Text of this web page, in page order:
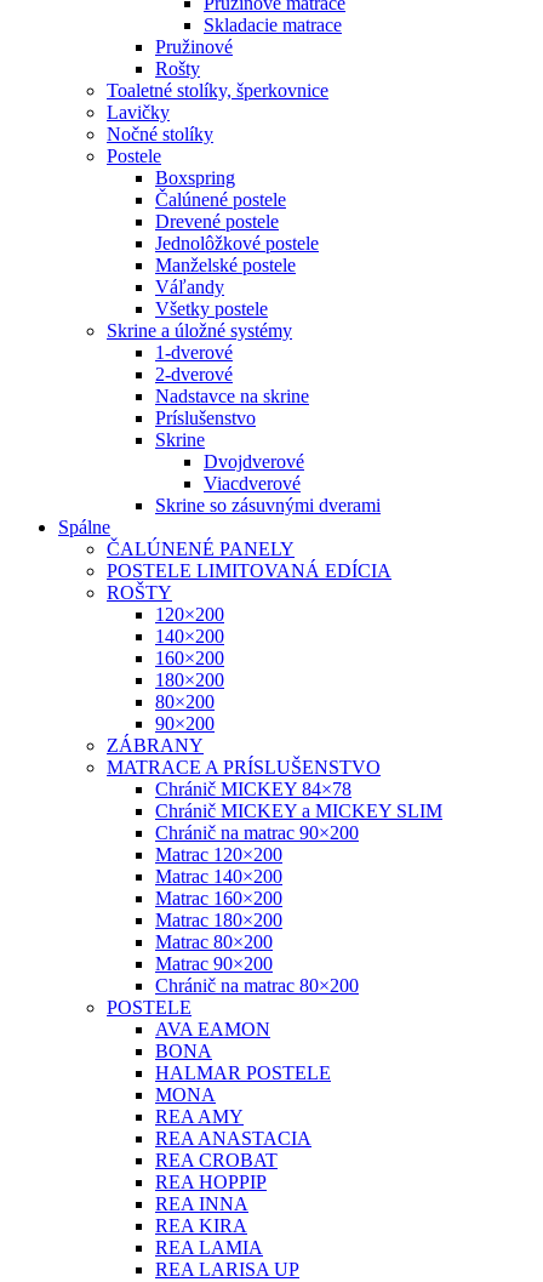
Skladacie matrace
Pružinové
Rošty
Toaletné stolíky, šperkovnice
Lavičky
Nočné stolíky
Postele
Boxspring
Čalúnené postele
Drevené postele
Jednolôžkové postele
Manželské postele
Váľandy
Všetky postele
Skrine a úložné systémy
1-dverové
2-dverové
Nadstavce na skrine
Príslušenstvo
Skrine
Dvojdverové
Viacdverové
Skrine so zásuvnými dverami
Spálne
ČALÚNENÉ PANELY
POSTELE LIMITOVANÁ EDÍCIA
ROŠTY
120×200
140×200
160×200
180×200
80×200
90×200
ZÁBRANY
MATRACE A PRÍSLUŠENSTVO
Chránič MICKEY 84×78
Chránič MICKEY a MICKEY SLIM
Chránič na matrac 90×200
Matrac 120×200
Matrac 140×200
Matrac 160×200
Matrac 180×200
Matrac 80×200
Matrac 90×200
Chránič na matrac 80×200
POSTELE
AVA EAMON
BONA
HALMAR POSTELE
MONA
REA AMY
REA ANASTACIA
REA CROBAT
REA HOPPIP
REA INNA
REA KIRA
REA LAMIA
REA LARISA UP